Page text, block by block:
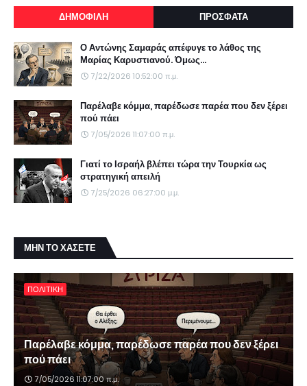
ΔΗΜΟΦΙΛΗ ΠΡΟΣΦΑΤΑ
Ο Αντώνης Σαμαράς απέφυγε το λάθος της
Μαρίας Καρυστιανού. Όμως...
7/22/2026 10:52:00 π.μ.
Παρέλαβε κόμμα, παρέδωσε παρέα που δεν ξέρει
πού πάει
7/05/2026 11:07:00 π.μ.
Γιατί το Ισραήλ βλέπει τώρα την Τουρκία ως
στρατηγική απειλή
7/25/2026 06:27:00 μ.μ.
ΜΗΝ ΤΟ ΧΑΣΕΤΕ
ΠΟΛΙΤΙΚΗ
Παρέλαβε κόμμα, παρέδωσε παρέα που δεν ξέρει
πού πάει
7/05/2026 11:07:00 π.μ.